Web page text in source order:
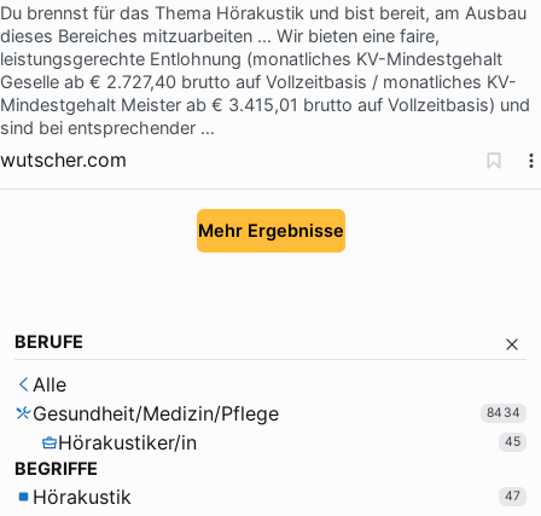
Du brennst für das Thema Hörakustik und bist bereit, am Ausbau
dieses Bereiches mitzuarbeiten … Wir bieten eine faire,
leistungsgerechte Entlohnung (monatliches KV-Mindestgehalt
Geselle ab € 2.727,40 brutto auf Vollzeitbasis / monatliches KV-
Mindestgehalt Meister ab € 3.415,01 brutto auf Vollzeitbasis) und
sind bei entsprechender …
wutscher.com
Mehr Ergebnisse
BERUFE
Alle
Gesundheit/Medizin/Pflege
8434
Hörakustiker/in 45
BEGRIFFE
Hörakustik 47